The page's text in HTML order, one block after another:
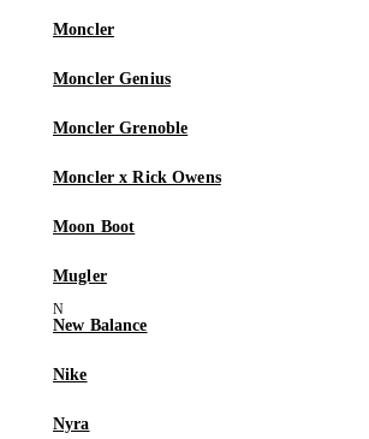
Moncler
Moncler Genius
Moncler Grenoble
Moncler x Rick Owens
Moon Boot
Mugler
New Balance
Nike
Nyra